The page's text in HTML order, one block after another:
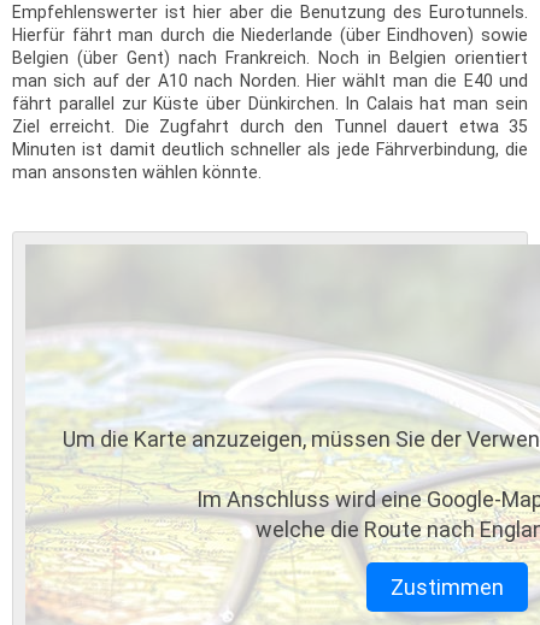
Empfehlenswerter ist hier aber die Benutzung des Eurotunnels.
Hierfür fährt man durch die Niederlande (über Eindhoven) sowie
Belgien (über Gent) nach Frankreich. Noch in Belgien orientiert
man sich auf der A10 nach Norden. Hier wählt man die E40 und
fährt parallel zur Küste über Dünkirchen. In Calais hat man sein
Ziel erreicht. Die Zugfahrt durch den Tunnel dauert etwa 35
Minuten ist damit deutlich schneller als jede Fährverbindung, die
man ansonsten wählen könnte.
Um die Karte anzuzeigen, müssen Sie der
Im Anschluss wird eine Google-
welche die Route nach
Zustimmen